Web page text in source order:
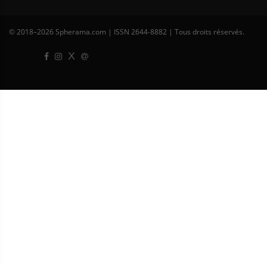
© 2018–2026 Spherama.com | ISSN 2644-8882 | Tous droits réservés.
X